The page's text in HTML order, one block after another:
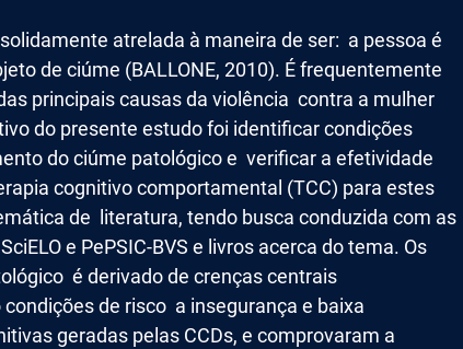
atrelada à maneira de ser: a pessoa é
de ciúme (BALLONE, 2010). É frequentemente
principais causas da violência contra a mulher
do presente estudo foi identificar condições
do ciúme patológico e verificar a efetividade
cognitivo comportamental (TCC) para estes
de literatura, tendo busca conduzida com as
e PePSIC-BVS e livros acerca do tema. Os
é derivado de crenças centrais
de risco a insegurança e baixa
geradas pelas CCDs, e comprovaram a